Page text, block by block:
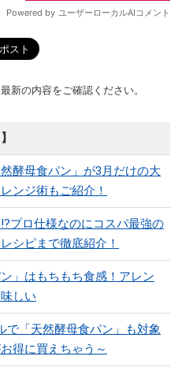
新の内容をご確認ください。
酵母食パン」が3月だけの大
ンジ術もご紹介！
プロ仕様なのにコスパ最強の
シピまで徹底紹介！
」はもちもち食感！アレン
しい
で「天然酵母食パン」も対象
得に買えちゃう～